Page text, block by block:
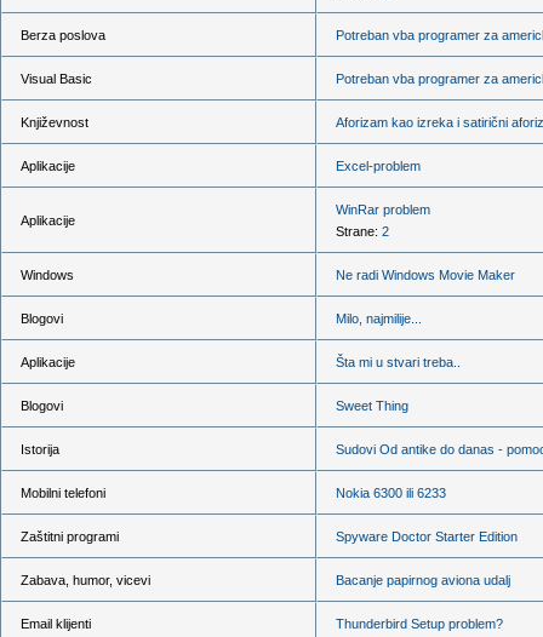
Berza poslova Potreban vba programer za
Visual Basic Potreban vba programer za
Književnost Aforizam kao izreka i satirični
Aplikacije Excel-problem
Aplikacije
WinRar problem
Strane: 2
Windows Ne radi Windows Movie Maker
Blogovi Milo, najmilije...
Aplikacije Šta mi u stvari treba..
Blogovi Sweet Thing
Istorija Sudovi Od antike do danas -
Mobilni telefoni Nokia 6300 ili 6233
Zaštitni programi Spyware Doctor Starter Edition
Zabava, humor, vicevi Bacanje papirnog aviona udalj
Email klijenti Thunderbird Setup problem?